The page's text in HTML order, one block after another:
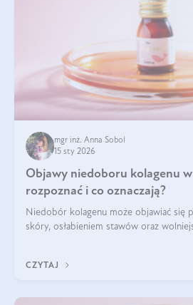
mgr inż. Anna Sobol
15 sty 2026
Objawy niedoboru kolagenu
rozpoznać i co oznaczają?
Niedobór kolagenu może objawiać się
skóry, osłabieniem stawów oraz
osłabienie włosów.
CZYTAJ